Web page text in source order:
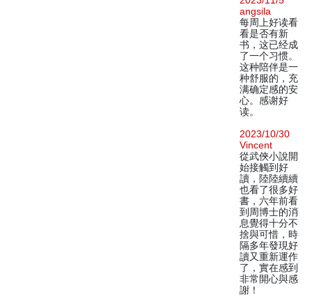
angsila
每周上好读看
看是否有新
书，这已经成
了一个习惯。
这种陪伴是一
种舒服的，充
满确定感的安
心。感谢好
读。
2023/10/30
Vincent
從武俠小說開
始接觸到好
讀，陸陸續續
也看了很多好
書，六年前看
到周博士的消
息覺得十分不
捨與可惜，時
隔多年發現好
讀又重新運作
了，實在感到
非常開心與感
謝！